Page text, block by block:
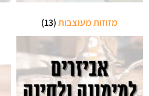
מזוזות מעוצבות(13)